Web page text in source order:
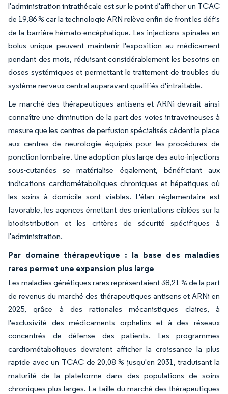
l'administration intrathécale est sur le point d'afficher un TCAC
de 19,86 % car la technologie ARN relève enfin de front les défis
de la barrière hémato-encéphalique. Les injections spinales en
bolus unique peuvent maintenir l'exposition au médicament
pendant des mois, réduisant considérablement les besoins en
doses systémiques et permettant le traitement de troubles du
système nerveux central auparavant qualifiés d'intraitable.
Le marché des thérapeutiques antisens et ARNi devrait ainsi
connaître une diminution de la part des voies intraveineuses à
mesure que les centres de perfusion spécialisés cèdent la place
aux centres de neurologie équipés pour les procédures de
ponction lombaire. Une adoption plus large des auto-injections
sous-cutanées se matérialise également, bénéficiant aux
indications cardiométaboliques chroniques et hépatiques où
les soins à domicile sont viables. L'élan réglementaire est
favorable, les agences émettant des orientations ciblées sur la
biodistribution et les critères de sécurité spécifiques à
l'administration.
Par domaine thérapeutique : la base des maladies
rares permet une expansion plus large
Les maladies génétiques rares représentaient 38,21 % de la part
de revenus du marché des thérapeutiques antisens et ARNi en
2025, grâce à des rationales mécanistiques claires, à
l'exclusivité des médicaments orphelins et à des réseaux
concentrés de défense des patients. Les programmes
cardiométaboliques devraient afficher la croissance la plus
rapide avec un TCAC de 20,08 % jusqu'en 2031, traduisant la
maturité de la plateforme dans des populations de soins
chroniques plus larges. La taille du marché des thérapeutiques